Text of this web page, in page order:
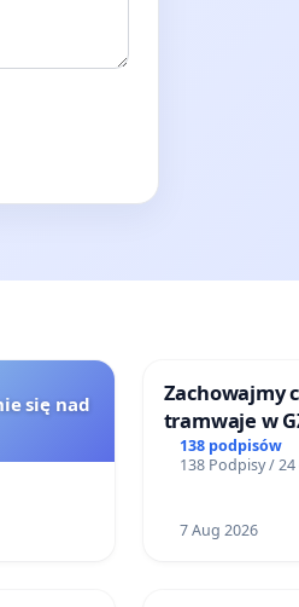
się nad
Zachowajmy
tramwaje w
138 podpisów
138 Podpisy /
7 Aug 2026